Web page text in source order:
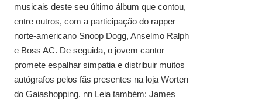
musicais deste seu último álbum que contou,
entre outros, com a participação do rapper
norte-americano Snoop Dogg, Anselmo Ralph
e Boss AC. De seguida, o jovem cantor
promete espalhar simpatia e distribuir muitos
autógrafos pelos fãs presentes na loja Worten
do Gaiashopping. nn Leia também: James